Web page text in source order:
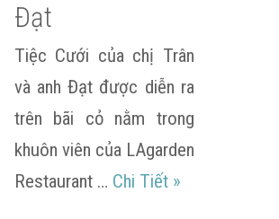
Đạt
Tiệc Cưới của chị Trân
và anh Đạt được diễn ra
trên bãi cỏ nằm trong
khuôn viên của LAgarden
Restaurant … Chi Tiết Bảo Trân & Bá
»